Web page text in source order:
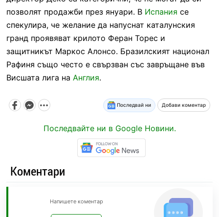
позволят продажби през януари. В Испания се
спекулира, че желание да напуснат каталунския
гранд проявяват крилото Феран Торес и
защитникът Маркос Алонсо. Бразилският национал
Рафиня също често е свързван със завръщане във
Висшата лига на Англия.
Последвай ни Добави коментар
Последвайте ни в Google Новини.
Коментари
Напишете коментар